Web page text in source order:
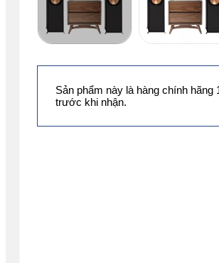
Sản phẩm này là hàng chính
trước khi nhận.